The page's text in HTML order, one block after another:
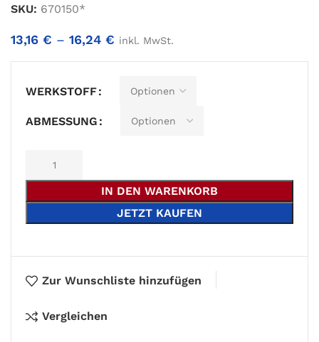
SKU: 670150*
13,16 € – 16,24 € inkl. MwSt.
WERKSTOFF
ABMESSUNG
IN DEN WARENKORB
JETZT KAUFEN
Alternative:
Zur Wunschliste hinzufügen
Vergleichen